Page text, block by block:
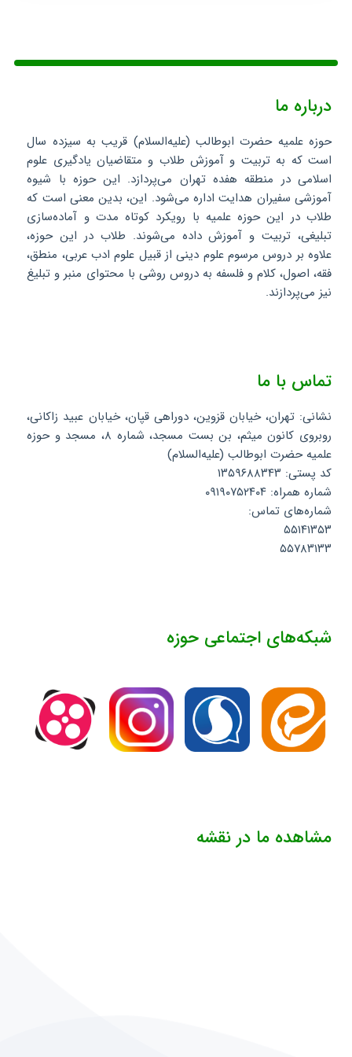
درباره ما
حوزه علمیه حضرت ابوطالب (علیه‌السلام) قریب به سیزده سال
است که به تربیت و آموزش طلاب و متقاضیان یادگیری علوم
اسلامی در منطقه هفده تهران می‌پردازد. این حوزه با شیوه
آموزشی سفیران هدایت اداره می‌شود. این، بدین معنی است که
طلاب در این حوزه علمیه با رویکرد کوتاه مدت و آماده‌سازی
تبلیغی، تربیت و آموزش داده می‌شوند. طلاب در این حوزه،
علاوه بر دروس مرسوم علوم دینی از قبیل علوم ادب عربی، منطق،
فقه، اصول، کلام و فلسفه به دروس روشی با محتوای منبر و تبلیغ
نیز می‌پردازند.
تماس با ما
نشانی: تهران، خیابان قزوین، دوراهی قپان، خیابان عبید زاکانی،
روبروی کانون میثم، بن بست مسجد، شماره ۸، مسجد و حوزه
علمیه حضرت ابوطالب (علیه‌السلام)
کد پستی: ۱۳۵۹۶۸۸۳۴۳
شماره همراه: ۰۹۱۹۰۷۵۲۴۰۴
شماره‌های تماس:
۵۵۱۴۱۳۵۳
۵۵۷۸۳۱۳۳
شبکه‌های اجتماعی حوزه
مشاهده ما در نقشه